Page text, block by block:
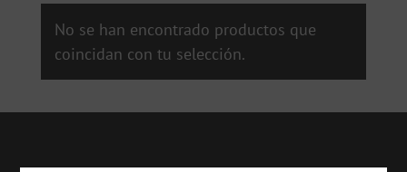
No se han encontrado productos que
coincidan con tu selección.